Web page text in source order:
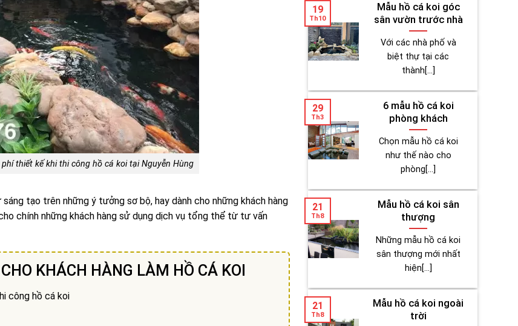
thiết kế khi thi công hồ cá koi tại Nguyễn Hùng
tạo trên những ý tưởng sơ bộ, hay dành cho những khách hàng
chính những khách hàng sử dụng dịch vụ tổng thể từ tư vấn
KHÁCH HÀNG LÀM HỒ CÁ KOI
công hồ cá koi
Mẫu hồ cá koi góc
sân vườn trước nhà
Với các nhà phố và
biệt thự tại các
thành[...]
19
Th10
6 mẫu hồ cá koi
phòng khách
Chọn mẫu hồ cá koi
như thế nào cho
phòng[...]
29
Th3
Mẫu hồ cá koi sân
thượng
Những mẫu hồ cá koi
sân thượng mới nhất
hiện[...]
21
Th8
Mẫu hồ cá koi ngoài
trời
21
Th8